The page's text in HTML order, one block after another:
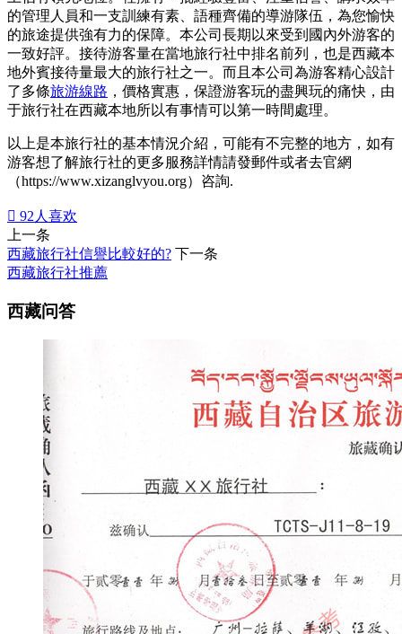
的管理人員和一支訓練有素、語種齊備的導游隊伍，為您愉快
的旅途提供強有力的保障。本公司長期以來受到國內外游客的
一致好評。接待游客量在當地旅行社中排名前列，也是西藏本
地外賓接待量最大的旅行社之一。而且本公司為游客精心設計
了多條旅游線路 ，價格實惠，保證游客玩的盡興玩的痛快，由
于旅行社在西藏本地所以有事情可以第一時間處理。
以上是本旅行社的基本情況介紹，可能有不完整的地方，如有
游客想了解旅行社的更多服務詳情請發郵件或者去官網
（https://www.xizanglvyou.org）咨詢.
 92 人喜欢
上一条
西藏旅行社信譽比較好的? 下一条
西藏旅行社推薦
西藏问答